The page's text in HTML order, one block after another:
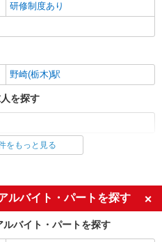
研修制度あり
野崎(栃木)駅
を探す
求人を探す
を探す
未経験歓迎
新卒・第二新卒歓迎
をもっと見る
ルバイト・パートを探す
バイト・パートを探す